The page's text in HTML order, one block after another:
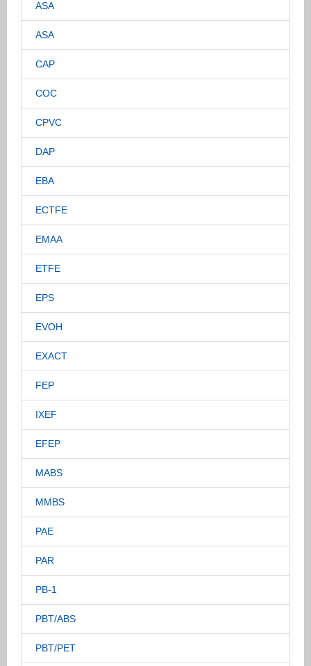
ASA
ASA
CAP
COC
CPVC
DAP
EBA
ECTFE
EMAA
ETFE
EPS
EVOH
EXACT
FEP
IXEF
EFEP
MABS
MMBS
PAE
PAR
PB-1
PBT/ABS
PBT/PET